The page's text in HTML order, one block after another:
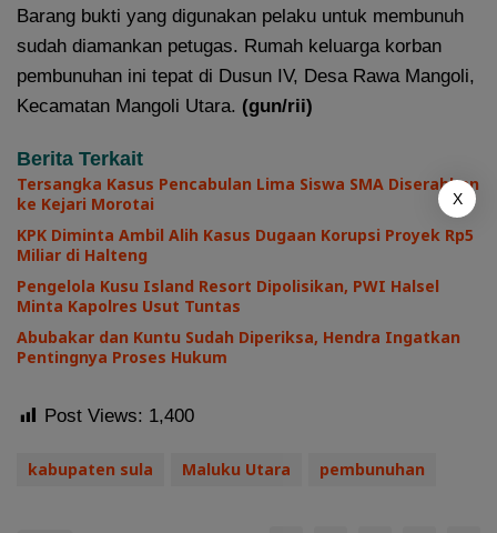
Barang bukti yang digunakan pelaku untuk membunuh
sudah diamankan petugas. Rumah keluarga korban
pembunuhan ini tepat di Dusun IV, Desa Rawa Mangoli,
Kecamatan Mangoli Utara. (gun/rii)
Berita Terkait
Tersangka Kasus Pencabulan Lima Siswa SMA Diserahkan
ke Kejari Morotai
KPK Diminta Ambil Alih Kasus Dugaan Korupsi Proyek Rp5
Miliar di Halteng
Pengelola Kusu Island Resort Dipolisikan, PWI Halsel
Minta Kapolres Usut Tuntas
Abubakar dan Kuntu Sudah Diperiksa, Hendra Ingatkan
Pentingnya Proses Hukum
Post Views: 1,400
kabupaten sula Maluku Utara pembunuhan
X